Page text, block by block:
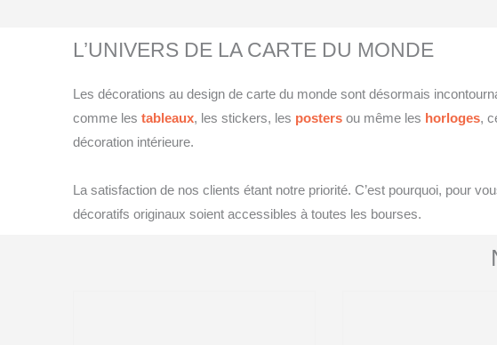
L’UNIVERS DE LA CARTE DU MONDE
Les décorations au design de carte du monde sont désormais
comme les tableaux, les stickers, les posters ou même les horloges,
décoration intérieure.
La satisfaction de nos clients étant notre priorité. C’est pourquoi, pour
décoratifs originaux soient accessibles à toutes les bourses.